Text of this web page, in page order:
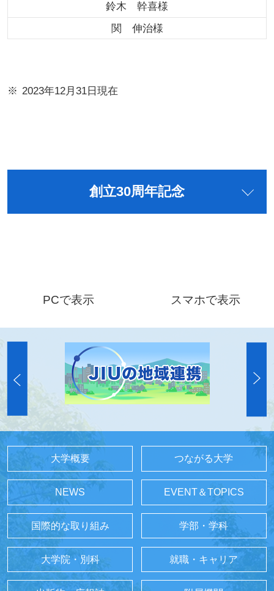
鈴木 幹喜様
関 伸治様
2023年12月31日現在
創立30周年記念
PCで表示 スマホで表示
大学概要 つながる大学
NEWS EVENT＆TOPICS
国際的な取り組み 学部・学科
大学院・別科 就職・キャリア